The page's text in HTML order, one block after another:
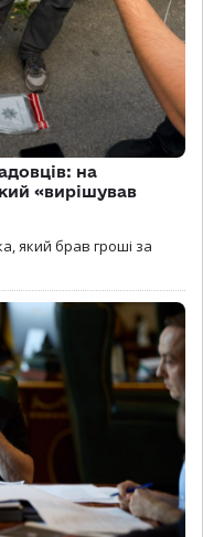
на
«вирішував
який брав гроші за